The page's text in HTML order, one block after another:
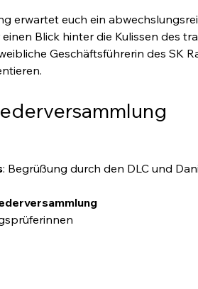
erwartet euch ein
Blick hinter die Kulissen des
Geschäftsführerin des SK
: Begrüßung durch den DLC und